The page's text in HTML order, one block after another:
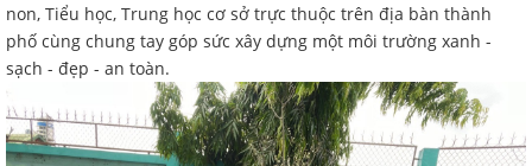
non, Tiểu học, Trung học cơ sở trực thuộc trên địa bàn thành
phố cùng chung tay góp sức xây dựng một môi trường xanh -
sạch - đẹp - an toàn.